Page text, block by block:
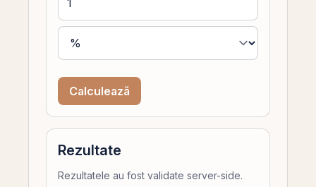
Calculează
Rezultate
Rezultatele au fost validate server-side.